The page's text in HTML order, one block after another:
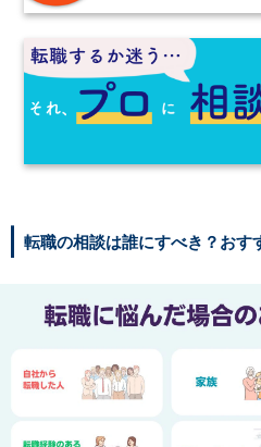
転職の相談は誰にすべき？おす